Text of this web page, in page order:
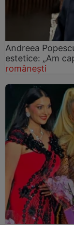
Andreea
estetice: „Am
românești